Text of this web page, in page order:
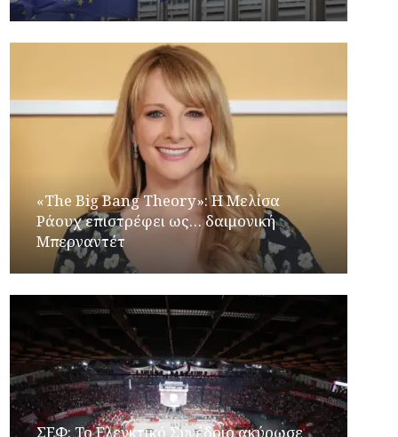
«The Big Bang Theory»: Η Μελίσα
Ράουχ επιστρέφει ως… δαιμονική
Μπερναντέτ
ΣΕΦ: Το Ελεγκτικό Συνέδριο ακύρωσε